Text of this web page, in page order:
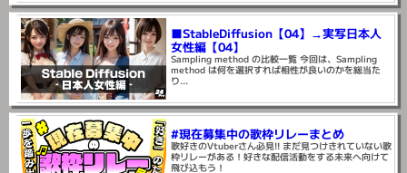
■StableDiffusion【04】→実写日本人
女性編【04】
Sampling method の比較一覧 今回は、Sampling
method は何を選択すれば相性が良いのかを総当た
り...
#現在募集中の歌枠リレーまとめ
歌好きのVtuberさん必見!! まだ見つけきれていない歌
枠リレーがある！好きな配信活動をする未来へ向けて
飛び込もう！